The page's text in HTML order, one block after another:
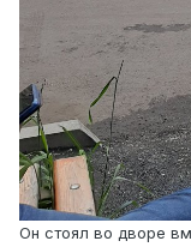
Он стоял во дворе